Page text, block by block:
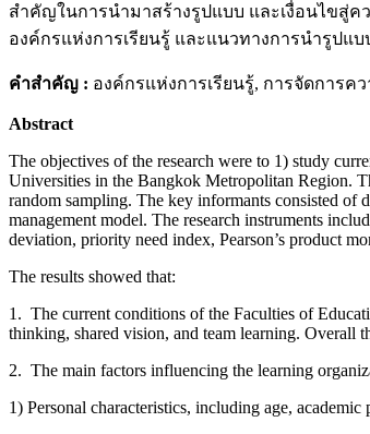
สำคัญในการนำมาสร้างรูปแบบ และเงื่อนไขสู่ค
องค์กรแห่งการเรียนรู้ และแนวทางการนำรูปแบ
คำสำคัญ : องค์กรแห่งการเรียนรู้, การจัดการค
Abstract
The objectives of the research were to 1) study
Universities in the Bangkok Metropolitan Region.
random sampling. The key informants consisted of
management model. The research instruments
deviation, priority need index, Pearson’s product
The results showed that:
1. The current conditions of the Faculties of
thinking, shared vision, and team learning. Overall
2. The main factors influencing the learning
1) Personal characteristics, including age,